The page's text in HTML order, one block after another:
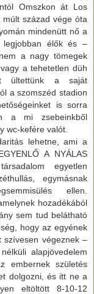
Omszkon át Los
század vége óta
mindenütt nő a
legjobban élők és –
a nagy tömegek
a tehetetlen düh
ültettünk a saját
a szomszéd stadion
is sorra
a mi zsebeinkből
wc-kefére valót.
lehetne, ami a
A NYÁLAS
egyetlen
egymásnak
ellen.
hozadékából
sem tud belátható
hogy az egyének
szívesen végeznek –
alapjövedelem
embernek születés
dolgozni, és itt ne a
eltöltött 8-10-12